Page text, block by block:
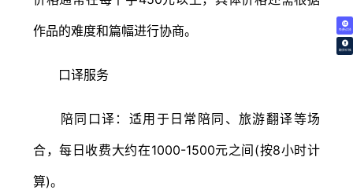
免费试译
翻译价格
作品的难度和篇幅进行协商。
口译服务
陪同口译：适用于日常陪同、旅游翻译等场
合，每日收费大约在1000-1500元之间(按8小时计
算)。